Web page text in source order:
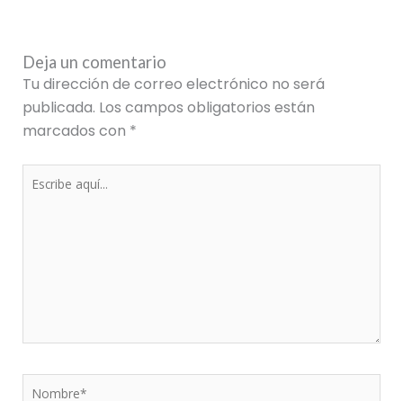
Deja un comentario
Tu dirección de correo electrónico no será
publicada. Los campos obligatorios están
marcados con *
Escribe
Nombre*